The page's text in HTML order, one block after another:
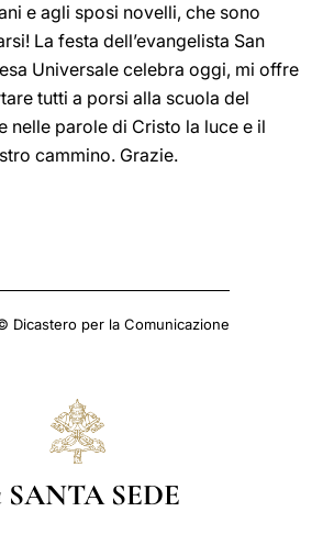
e agli sposi novelli, che sono
La festa dell’evangelista San
Universale celebra oggi, mi offre
tutti a porsi alla scuola del
nelle parole di Cristo la luce e il
cammino. Grazie.
Dicastero per la Comunicazione
SANTA SEDE